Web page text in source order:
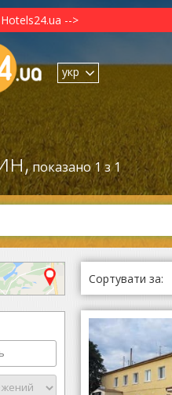
-->
укр
показано 1 з 1
Сортувати за: